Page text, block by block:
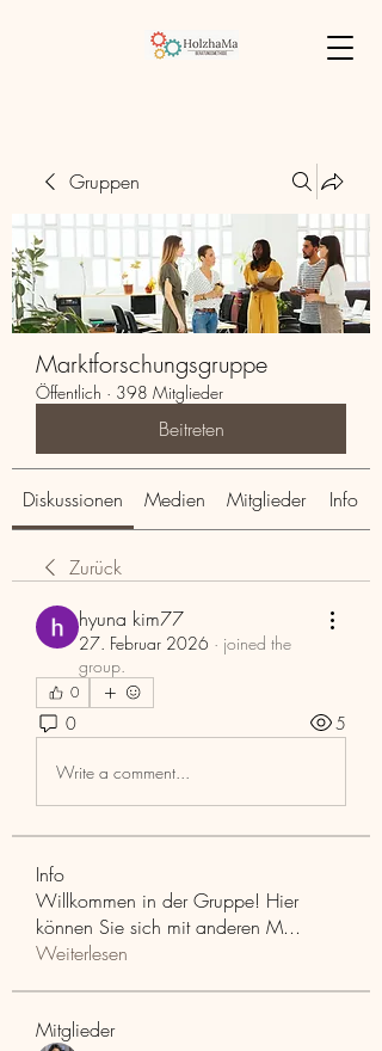
Gruppen
Marktforschungsgruppe
Öffentlich · 398 Mitglieder
Beitreten
Diskussionen Medien Mitglieder Info
Zurück
hyuna kim77
27. Februar 2026 · joined the
group.
0
0 5
Write a comment...
Info
Willkommen in der Gruppe! Hier
können Sie sich mit anderen M...
Weiterlesen
Mitglieder